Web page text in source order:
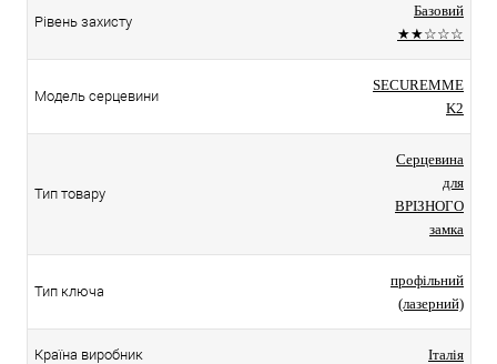
Рівень захисту
Базовий
★★☆☆☆
Модель серцевини
SECUREMME
K2
Тип товару
Серцевина
для
ВРІЗНОГО
замка
Тип ключа
профільний
(лазерний)
Країна виробник Італія